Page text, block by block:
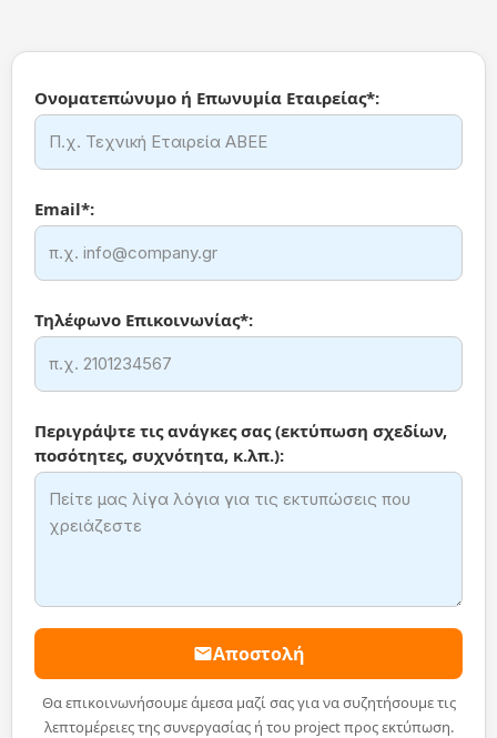
Ονοματεπώνυμο ή Επωνυμία Εταιρείας*:
Email*:
Τηλέφωνο Επικοινωνίας*:
Περιγράψτε τις ανάγκες σας (εκτύπωση σχεδίων,
ποσότητες, συχνότητα, κ.λπ.):
Αποστολή
Θα επικοινωνήσουμε άμεσα μαζί σας για να συζητήσουμε τις
λεπτομέρειες της συνεργασίας ή του project προς εκτύπωση.